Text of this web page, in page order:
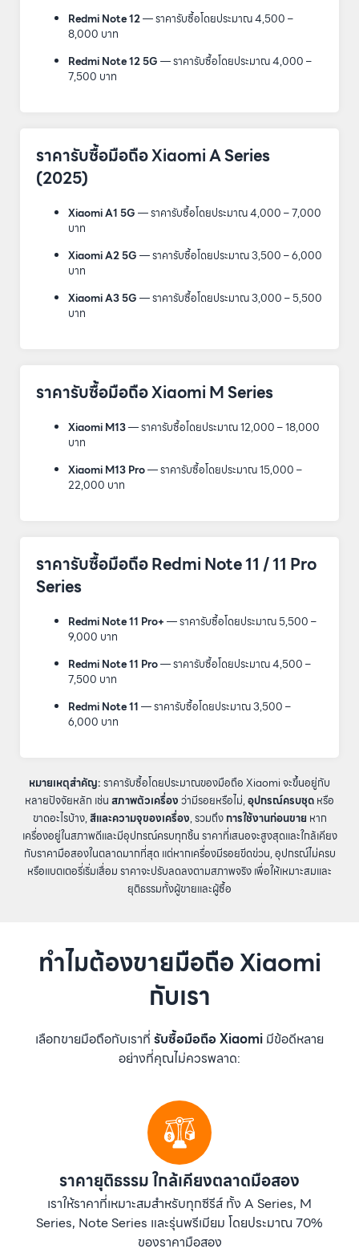
Redmi Note 12— ราคารับซื้อโดยประมาณ 4,500 –
8,000 บาท
Redmi Note 12 5G— ราคารับซื้อโดยประมาณ 4,000 –
7,500 บาท
ราคารับซื้อมือถือ Xiaomi A Series
(2025)
Xiaomi A1 5G— ราคารับซื้อโดยประมาณ 4,000 – 7,000
บาท
Xiaomi A2 5G— ราคารับซื้อโดยประมาณ 3,500 – 6,000
บาท
Xiaomi A3 5G— ราคารับซื้อโดยประมาณ 3,000 – 5,500
บาท
ราคารับซื้อมือถือ Xiaomi M Series
Xiaomi M13— ราคารับซื้อโดยประมาณ 12,000 – 18,000
บาท
Xiaomi M13 Pro— ราคารับซื้อโดยประมาณ 15,000 –
22,000 บาท
ราคารับซื้อมือถือ Redmi Note 11 / 11 Pro
Series
Redmi Note 11 Pro+— ราคารับซื้อโดยประมาณ 5,500 –
9,000 บาท
Redmi Note 11 Pro— ราคารับซื้อโดยประมาณ 4,500 –
7,500 บาท
Redmi Note 11— ราคารับซื้อโดยประมาณ 3,500 –
6,000 บาท
หมายเหตุสำคัญ:ราคารับซื้อโดยประมาณของมือถือ Xiaomi จะขึ้นอยู่กับ
หลายปัจจัยหลัก เช่นสภาพตัวเครื่องว่ามีรอยหรือไม่,อุปกรณ์ครบชุดหรือ
ขาดอะไรบ้าง,สีและความจุของเครื่อง, รวมถึงการใช้งานก่อนขาย หาก
เครื่องอยู่ในสภาพดีและมีอุปกรณ์ครบทุกชิ้น ราคาที่เสนอจะสูงสุดและใกล้เคียง
กับราคามือสองในตลาดมากที่สุด แต่หากเครื่องมีรอยขีดข่วน, อุปกรณ์ไม่ครบ
หรือแบตเตอรี่เริ่มเสื่อม ราคาจะปรับลดลงตามสภาพจริง เพื่อให้เหมาะสมและ
ยุติธรรมทั้งผู้ขายและผู้ซื้อ
ทำไมต้องขายมือถือ Xiaomi
กับเรา
เลือกขายมือถือกับเราที่ รับซื้อมือถือ Xiaomi มีข้อดีหลาย
อย่างที่คุณไม่ควรพลาด:
ราคายุติธรรม ใกล้เคียงตลาดมือสอง
เราให้ราคาที่เหมาะสมสำหรับทุกซีรีส์ ทั้ง A Series, M
Series, Note Series และรุ่นพรีเมียม โดยประมาณ 70%
ของราคามือสอง